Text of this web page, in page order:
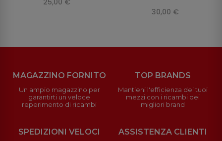
30,00 €
MAGAZZINO FORNITO
Un ampio magazzino per
garantirti un veloce
reperimento di ricambi
TOP BRANDS
Mantieni l'efficienza dei tuoi
mezzi con i ricambi dei
migliori brand
SPEDIZIONI VELOCI ASSISTENZA CLIENTI